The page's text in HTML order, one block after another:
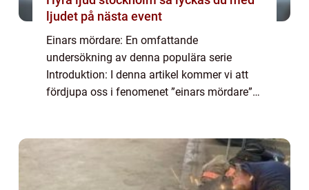
ljudet på nästa event
Einars mördare: En omfattande
undersökning av denna populära serie
Introduktion: I denna artikel kommer vi att
fördjupa oss i fenomenet ”einars mördare”